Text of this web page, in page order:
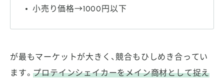
小売り価格→1000円以下
が最もマーケットが大きく、競合もひしめき合ってい
ます。プロテインシェイカーをメイン商材として捉え